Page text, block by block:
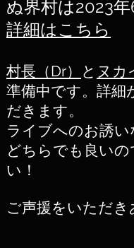
ぬ界村は2023
詳細はこち ら
村長（Dr） と ヌカ
準備中です。詳細
だきます。
ライブへのお誘
どちらでも良い
い！
ご声援をいただき